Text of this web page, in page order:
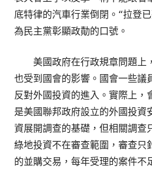
底特律的汽車行業倒閉。“拉登
為民主黨彰顯政勣的口號。
美國政府在行政規章問題上
也受到國會的影響。國會一些議
反對外國投資的進入。實際上，
是美國聯邦政府設立的外國投資
資展開調查的基礎，但相關調查
綠地投資不在審查範圍，審查只
的並購交易，每年受理的案件不